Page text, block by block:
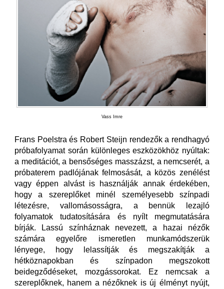
Vass Imre
Frans Poelstra és Robert Steijn rendezők a rendhagyó
próbafolyamat során különleges eszközökhöz nyúltak:
a meditációt, a bensőséges masszázst, a nemcserét, a
próbaterem padlójának felmosását, a közös zenélést
vagy éppen alvást is használják annak érdekében,
hogy a szereplőket minél személyesebb színpadi
létezésre, vallomásosságra, a bennük lezajló
folyamatok tudatosítására és nyílt megmutatására
bírják. Lassú színháznak nevezett, a hazai nézők
számára egyelőre ismeretlen munkamódszerük
lényege, hogy lelassítják és megszakítják a
hétköznapokban és színpadon megszokott
beidegződéseket, mozgássorokat. Ez nemcsak a
szereplőknek, hanem a nézőknek is új élményt nyújt,